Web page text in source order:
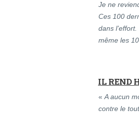
Je ne
Ces 100
dans
même les
IL REND
« A aucun
contre le